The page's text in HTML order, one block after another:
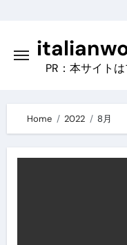
content
PR：本サイト
Home 2022 8月